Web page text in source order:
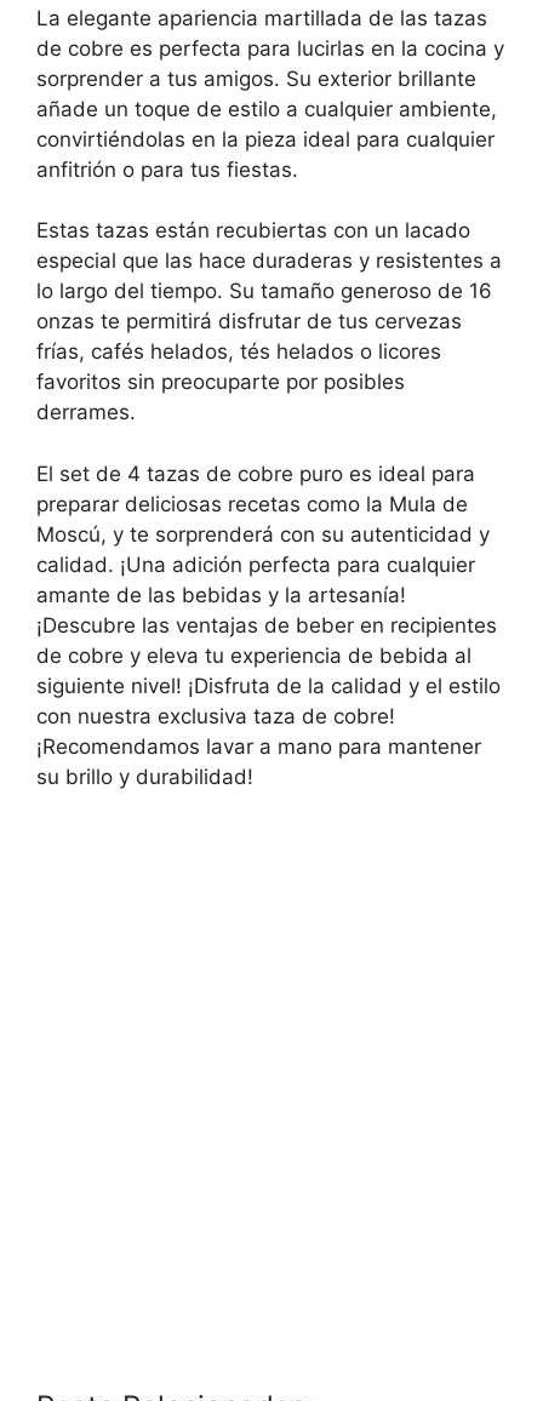
La elegante apariencia martillada de las tazas
de cobre es perfecta para lucirlas en la cocina y
sorprender a tus amigos. Su exterior brillante
añade un toque de estilo a cualquier ambiente,
convirtiéndolas en la pieza ideal para cualquier
anfitrión o para tus fiestas.
Estas tazas están recubiertas con un lacado
especial que las hace duraderas y resistentes a
lo largo del tiempo. Su tamaño generoso de 16
onzas te permitirá disfrutar de tus cervezas
frías, cafés helados, tés helados o licores
favoritos sin preocuparte por posibles
derrames.
El set de 4 tazas de cobre puro es ideal para
preparar deliciosas recetas como la Mula de
Moscú, y te sorprenderá con su autenticidad y
calidad. ¡Una adición perfecta para cualquier
amante de las bebidas y la artesanía!
¡Descubre las ventajas de beber en recipientes
de cobre y eleva tu experiencia de bebida al
siguiente nivel! ¡Disfruta de la calidad y el estilo
con nuestra exclusiva taza de cobre!
¡Recomendamos lavar a mano para mantener
su brillo y durabilidad!